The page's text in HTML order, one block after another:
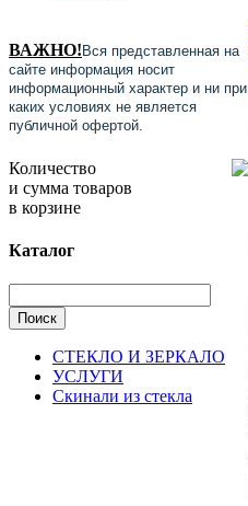
ВАЖНО! Вся представленная на
сайте информация носит
информационный характер и ни при
каких условиях не является
публичной офертой.
Количество
и сумма товаров
в корзине
Каталог
СТЕКЛО И ЗЕРКАЛО
УСЛУГИ
Скинали из стекла